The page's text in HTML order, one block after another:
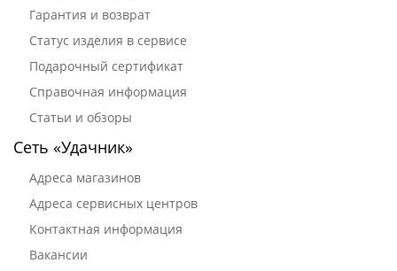
Гарантия и возврат
Статус изделия в сервисе
Подарочный сертификат
Справочная информация
Статьи и обзоры
Сеть «Удачник»
Адреса магазинов
Адреса сервисных центров
Контактная информация
Вакансии